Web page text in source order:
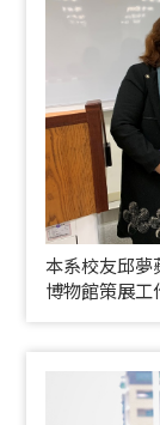
本系校友邱夢
博物館策展工